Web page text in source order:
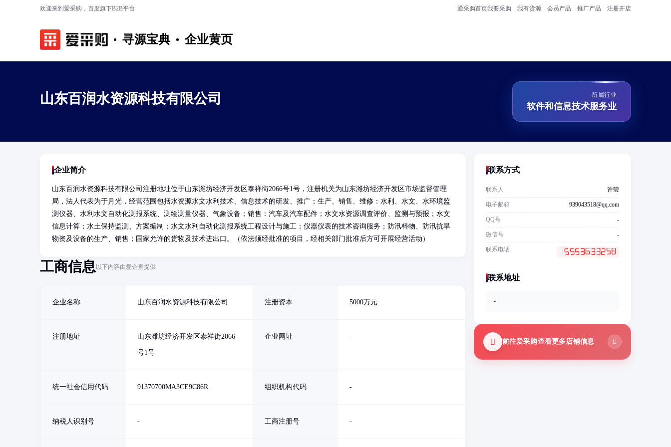
欢迎来到爱采购，百度旗下B2B平台 爱采购首页我要采购 我有货源 会员产品 推广产品 注册开店
寻源宝典 企业黄页
山东百润水资源科技有限公司 所属行业
软件和信息技术服务业
企业简介
山东百润水资源科技有限公司注册地址位于山东潍坊经济开发区泰祥街2066号1号，注册机关为山东潍坊经济开发区市场监督管理
局，法人代表为于月光，经营范围包括水资源水文水利技术、信息技术的研发、推广；生产、销售、维修：水利、水文、水环境监
测仪器、水利水文自动化测报系统、测绘测量仪器、气象设备；销售：汽车及汽车配件；水文水资源调查评价、监测与预报；水文
信息计算；水土保持监测、方案编制；水文水利自动化测报系统工程设计与施工；仪器仪表的技术咨询服务；防汛料物、防汛抗旱
物资及设备的生产、销售；国家允许的货物及技术进出口。（依法须经批准的项目，经相关部门批准后方可开展经营活动）
工商信息以下内容由爱企查提供
企业名称 山东百润水资源科技有限公司 注册资本 5000万元
注册地址 山东潍坊经济开发区泰祥街2066
号1号
企业网址 -
统一社会信用代码 91370700MA3CE9C86R 组织机构代码 -
纳税人识别号 - 工商注册号 -
联系方式
联系人 许莹
电子邮箱 939043518@qq.com
QQ号 -
微信号 -
联系电话
联系地址
-
前往爱采购查看更多店铺信息